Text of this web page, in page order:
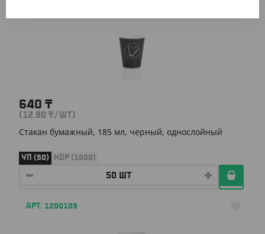
640 ₸
(12.80 ₸/ШТ)
Стакан бумажный, 185 мл, черный, однослойный
УП (50) КОР (1000)
АРТ. 1200109